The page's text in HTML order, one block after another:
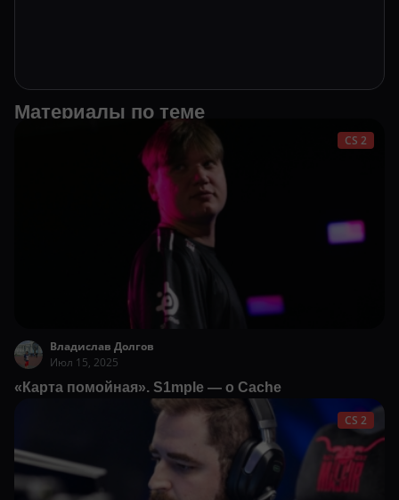
Материалы по теме
CS 2
Владислав Долгов
Июл 15, 2025
«Карта помойная». S1mple — о Cache
CS 2